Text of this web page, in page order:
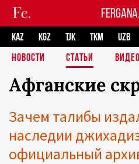
KAZ KGZ TJK TKM UZB
НОВОСТИ
СТАТЬИ ВИДЕО
Афганские
Зачем талибы
наследии
официальный